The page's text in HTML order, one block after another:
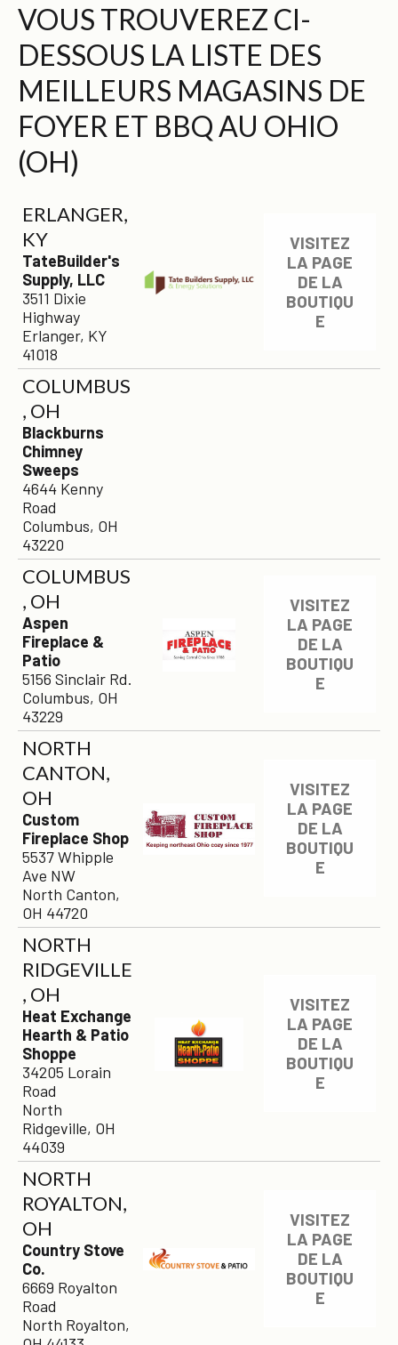
VOUS TROUVEREZ CI-
DESSOUS LA LISTE DES
MEILLEURS MAGASINS DE
FOYER ET BBQ AU OHIO
(OH)
ERLANGER,
KY
TateBuilder's
Supply, LLC
3511 Dixie
Highway
Erlanger, KY
41018
VISITEZ
LA PAGE
DE LA
BOUTIQU
E
COLUMBUS
, OH
Blackburns
Chimney
Sweeps
4644 Kenny
Road
Columbus, OH
43220
COLUMBUS
, OH
Aspen
Fireplace &
Patio
5156 Sinclair Rd.
Columbus, OH
43229
VISITEZ
LA PAGE
DE LA
BOUTIQU
E
NORTH
CANTON,
OH
Custom
Fireplace Shop
5537 Whipple
Ave NW
North Canton,
OH 44720
VISITEZ
LA PAGE
DE LA
BOUTIQU
E
NORTH
RIDGEVILLE
, OH
Heat Exchange
Hearth & Patio
Shoppe
34205 Lorain
Road
North
Ridgeville, OH
44039
VISITEZ
LA PAGE
DE LA
BOUTIQU
E
NORTH
ROYALTON,
OH
Country Stove
Co.
6669 Royalton
Road
North Royalton,
VISITEZ
LA PAGE
DE LA
BOUTIQU
E